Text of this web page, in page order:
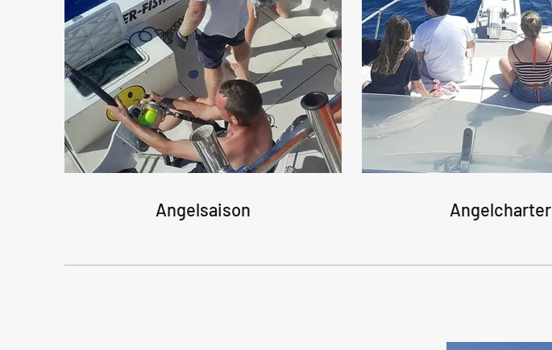
Angelsaison Angelcharter